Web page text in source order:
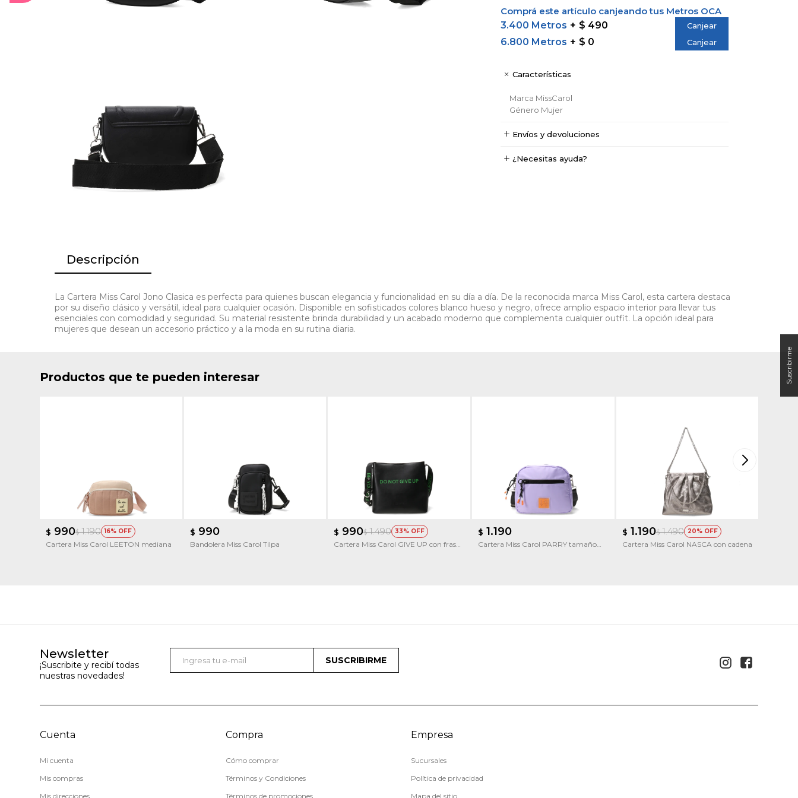
Comprá este artículo canjeando tus Metros OCA
3.400 Metros
$ 490 Canjear
6.800 Metros $ 0 Canjear
Características
Marca MissCarol
Género Mujer
Envíos y devoluciones
¿Necesitas ayuda?
Descripción
La Cartera Miss Carol Jono Clasica es perfecta para quienes buscan elegancia y funcionalidad en su día a día. De la reconocida marca Miss Carol, esta cartera destaca
por su diseño clásico y versátil, ideal para cualquier ocasión. Disponible en sofisticados colores blanco hueso y negro, ofrece amplio espacio interior para llevar tus
esenciales con comodidad y seguridad. Su material resistente brinda durabilidad y un acabado moderno que complementa cualquier outfit. La opción ideal para
mujeres que desean un accesorio práctico y a la moda en su rutina diaria.
Productos que te pueden interesar
$ 990$ 1.190 16
Cartera Miss Carol LEETON mediana
$ 990
Bandolera Miss Carol Tilpa
$ 990$ 1.490 33
Cartera Miss Carol GIVE UP con frase
$ 1.190
Cartera Miss Carol PARRY tamaño
$ 1.190$ 1.490 20
Cartera Miss Carol NASCA con cadena
Newsletter
¡Suscribite y recibí todas
nuestras novedades!
SUSCRIBIRME  
Cuenta
Mi cuenta
Mis compras
Mis direcciones
Compra
Cómo comprar
Términos y Condiciones
Términos de promociones
Empresa
Sucursales
Política de privacidad
Mapa del sitio